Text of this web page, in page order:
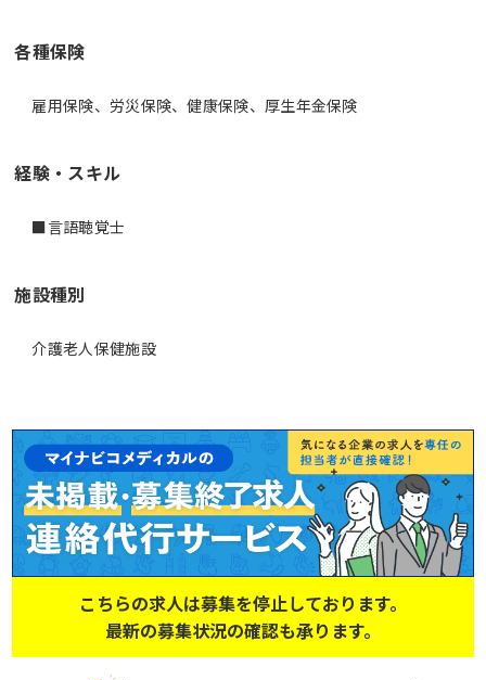
各種保険
雇用保険、労災保険、健康保険、厚生年金保険
経験・スキル
■言語聴覚士
施設種別
介護老人保健施設
こちらの求人は募集を停止しております。
最新の募集状況の確認も承ります。